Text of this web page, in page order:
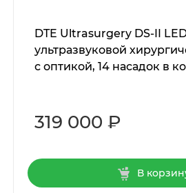
DTE Ultrasurgery DS-II
ультразвуковой
с оптикой, 14 насадок в
319 000 ₽
В